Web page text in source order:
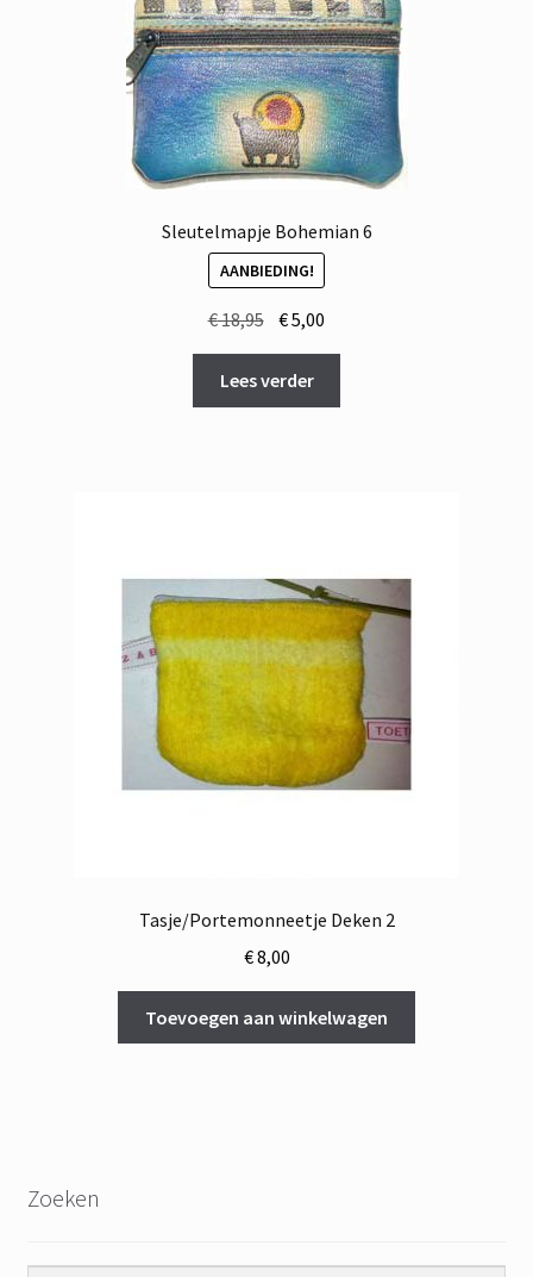
Sleutelmapje Bohemian 6
AANBIEDING!
€18,95 Oorspronkelijke
was:
€ 18,95.
€5,00
€ 5,00.
Lees verder
Tasje/Portemonneetje Deken 2
€8,00
Toevoegen aan winkelwagen
Zoeken